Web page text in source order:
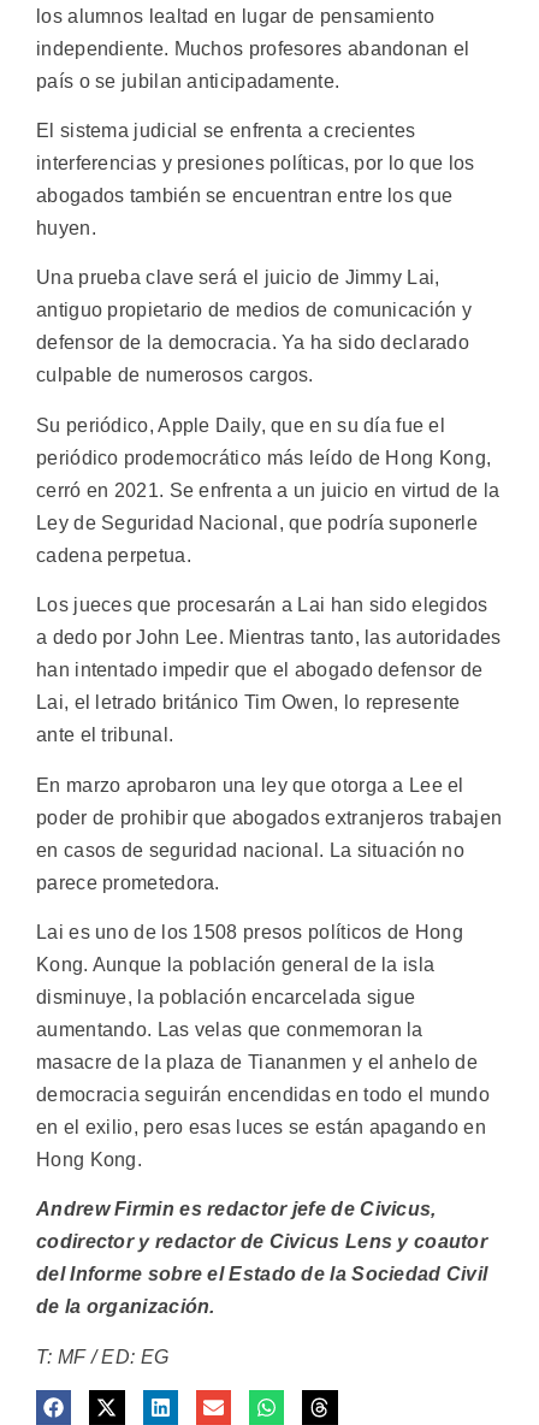
los alumnos lealtad en lugar de pensamiento
independiente. Muchos profesores abandonan el
país o se jubilan anticipadamente.
El sistema judicial se enfrenta a crecientes
interferencias y presiones políticas, por lo que los
abogados también se encuentran entre los que
huyen.
Una prueba clave será el juicio de Jimmy Lai,
antiguo propietario de medios de comunicación y
defensor de la democracia. Ya ha sido declarado
culpable de numerosos cargos.
Su periódico, Apple Daily, que en su día fue el
periódico prodemocrático más leído de Hong Kong,
cerró en 2021. Se enfrenta a un juicio en virtud de la
Ley de Seguridad Nacional, que podría suponerle
cadena perpetua.
Los jueces que procesarán a Lai han sido elegidos
a dedo por John Lee. Mientras tanto, las autoridades
han intentado impedir que el abogado defensor de
Lai, el letrado británico Tim Owen, lo represente
ante el tribunal.
En marzo aprobaron una ley que otorga a Lee el
poder de prohibir que abogados extranjeros trabajen
en casos de seguridad nacional. La situación no
parece prometedora.
Lai es uno de los 1508 presos políticos de Hong
Kong. Aunque la población general de la isla
disminuye, la población encarcelada sigue
aumentando. Las velas que conmemoran la
masacre de la plaza de Tiananmen y el anhelo de
democracia seguirán encendidas en todo el mundo
en el exilio, pero esas luces se están apagando en
Hong Kong.
Andrew Firmin es redactor jefe de Civicus,
codirector y redactor de Civicus Lens y coautor
del Informe sobre el Estado de la Sociedad Civil
de la organización.
T: MF / ED: EG